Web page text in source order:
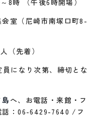
室（尼崎市南塚口町8-
（先着）
になり次第、締切とな
へ、お電話・来館・フ
話：06-6429-7640 /フ